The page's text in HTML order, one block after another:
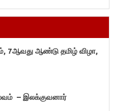
7ஆவது ஆண்டு தமிழ் விழா,
– இலக்குவனார்